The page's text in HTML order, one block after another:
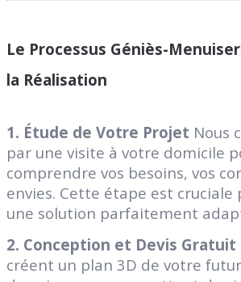
Le Processus Géniès-
la Réalisation
1. Étude de Votre Projet Nous
par une visite à votre domicile
comprendre vos besoins, vos
envies. Cette étape est cruciale
une solution parfaitement
2. Conception et Devis Gratuit
créent un plan 3D de votre